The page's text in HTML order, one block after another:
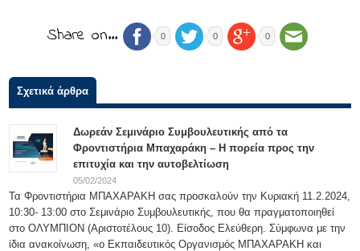
Share on… 0 0 0
Σχετικά άρθρα
Δωρεάν Σεμινάριο Συμβουλευτικής από τα
Φροντιστήρια Μπαχαράκη – Η πορεία προς την
επιτυχία και την αυτοβελτίωση
05/02/2024
Τα Φροντιστήρια ΜΠΑΧΑΡΑΚΗ σας προσκαλούν την Κυριακή 11.2.2024,
10:30- 13:00 στο Σεμινάριο Συμβουλευτικής, που θα πραγματοποιηθεί
στο ΟΛΥΜΠΙΟΝ (Αριστοτέλους 10). Είσοδος Ελεύθερη. Σύμφωνα με την
ίδια ανακοίνωση, «ο Εκπαιδευτικός Οργανισμός ΜΠΑΧΑΡΑΚΗ και